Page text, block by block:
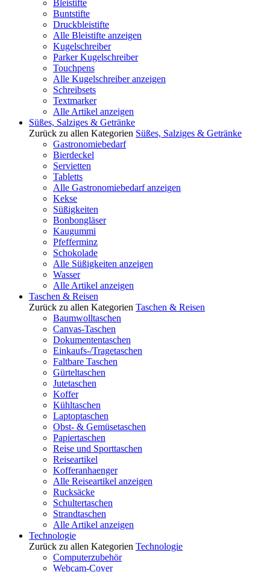
Bleistifte
Buntstifte
Druckbleistifte
Alle Bleistifte anzeigen
Kugelschreiber
Parker Kugelschreiber
Touchpens
Alle Kugelschreiber anzeigen
Schreibsets
Textmarker
Alle Artikel anzeigen
Süßes, Salziges & Getränke
Zurück zu allen Kategorien Süßes, Salziges & Getränke
Gastronomiebedarf
Bierdeckel
Servietten
Tabletts
Alle Gastronomiebedarf anzeigen
Kekse
Süßigkeiten
Bonbongläser
Kaugummi
Pfefferminz
Schokolade
Alle Süßigkeiten anzeigen
Wasser
Alle Artikel anzeigen
Taschen & Reisen
Zurück zu allen Kategorien Taschen & Reisen
Baumwolltaschen
Canvas-Taschen
Dokumententaschen
Einkaufs-/Tragetaschen
Faltbare Taschen
Gürteltaschen
Jutetaschen
Koffer
Kühltaschen
Laptoptaschen
Obst- & Gemüsetaschen
Papiertaschen
Reise und Sporttaschen
Reiseartikel
Kofferanhaenger
Alle Reiseartikel anzeigen
Rucksäcke
Schultertaschen
Strandtaschen
Alle Artikel anzeigen
Technologie
Zurück zu allen Kategorien Technologie
Computerzubehör
Webcam-Cover